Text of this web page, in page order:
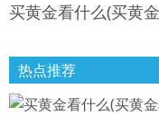
买黄金看什么(买黄
热点推荐